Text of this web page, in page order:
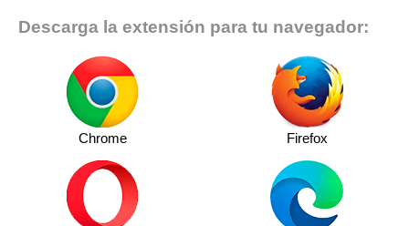
Descarga la extensión para tu navegador:
Chrome Firefox